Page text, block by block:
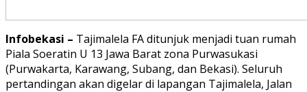
Infobekasi – Tajimalela FA ditunjuk menjadi tuan rumah
Piala Soeratin U 13 Jawa Barat zona Purwasukasi
(Purwakarta, Karawang, Subang, dan Bekasi). Seluruh
pertandingan akan digelar di lapangan Tajimalela, Jalan